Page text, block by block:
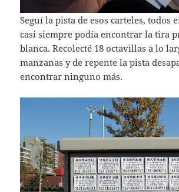
Seguí la pista de esos carteles, todos
casi siempre podía encontrar la tira
blanca. Recolecté 18 octavillas a lo
manzanas y de repente la pista
encontrar ninguno más.